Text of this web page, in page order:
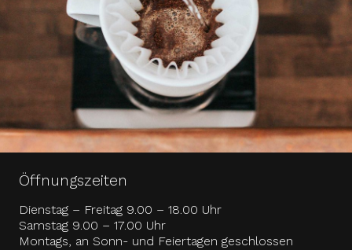
Öffnungszeiten
Dienstag – Freitag 9.00 – 18.00 Uhr
Samstag 9.00 – 17.00 Uhr
Montags, an Sonn- und Feiertagen geschlossen